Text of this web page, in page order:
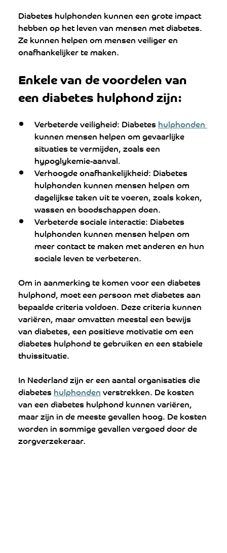
Diabetes hulphonden kunnen een grote impact
hebben op het leven van mensen met diabetes.
Ze kunnen helpen om mensen veiliger en
onafhankelijker te maken.
Enkele van de voordelen van
een diabetes hulphond zijn:
Verbeterde veiligheid: Diabetes hulphonden
kunnen mensen helpen om gevaarlijke
situaties te vermijden, zoals een
hypoglykemie-aanval.
Verhoogde onafhankelijkheid: Diabetes
hulphonden kunnen mensen helpen om
dagelijkse taken uit te voeren, zoals koken,
wassen en boodschappen doen.
Verbeterde sociale interactie: Diabetes
hulphonden kunnen mensen helpen om
meer contact te maken met anderen en hun
sociale leven te verbeteren.
Om in aanmerking te komen voor een diabetes
hulphond, moet een persoon met diabetes aan
bepaalde criteria voldoen. Deze criteria kunnen
variëren, maar omvatten meestal een bewijs
van diabetes, een positieve motivatie om een ​​
diabetes hulphond te gebruiken en een stabiele
thuissituatie.
In Nederland zijn er een aantal organisaties die
diabetes hulphonden verstrekken. De kosten
van een diabetes hulphond kunnen variëren,
maar zijn in de meeste gevallen hoog. De kosten
worden in sommige gevallen vergoed door de
zorgverzekeraar.